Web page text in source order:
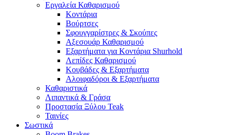
Εργαλεία Καθαρισμού
Κοντάρια
Βούρτσες
Σφουγγαρίστρες & Σκούπες
Αξεσουάρ Καθαρισμού
Εξαρτήματα για Κοντάρια Shurhold
Λεπίδες Καθαρισμού
Κουβάδες & Εξαρτήματα
Αλοιφαδόροι & Εξαρτήματα
Καθαριστικά
Λιπαντικά & Γράσα
Προστασία Ξύλου Teak
Ταινίες
Σωστικά